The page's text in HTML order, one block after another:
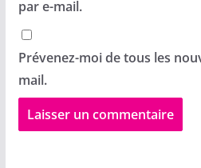
par e-mail.
Prévenez-moi de tous les
mail.